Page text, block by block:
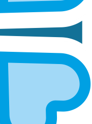
И ПОРЕЦКАЯ
и